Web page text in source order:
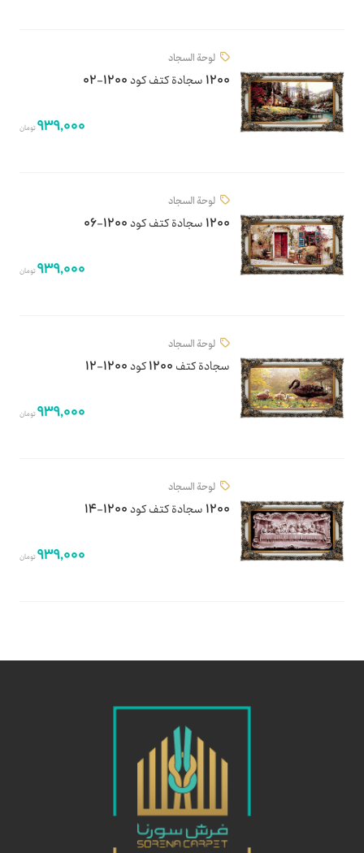
لوحة السجاد
1200 سجادة كتف كود 1200-02
939,000تومان
لوحة السجاد
1200 سجادة كتف كود 1200-06
939,000تومان
لوحة السجاد
سجادة كتف 1200 كود 1200-12
939,000تومان
لوحة السجاد
1200 سجادة كتف كود 1200-14
939,000تومان